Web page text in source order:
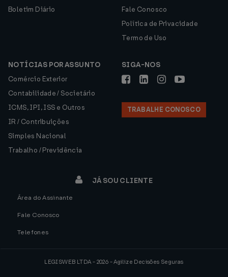
Boletim Diário
Fale Conosco
Política de Privacidade
Termo de Uso
NOTÍCIAS POR ASSUNTO
Comércio Exterior
Contabilidade / Societário
ICMS, IPI, ISS e Outros
IR / Contribuições
Simples Nacional
Trabalho / Previdência
SIGA-NOS
TRABALHE CONOSCO
JÁ SOU CLIENTE
Área do Assinante
Fale Conosco
Telefones
LEGISWEB LTDA - 2026 - Agilize Decisões Seguras